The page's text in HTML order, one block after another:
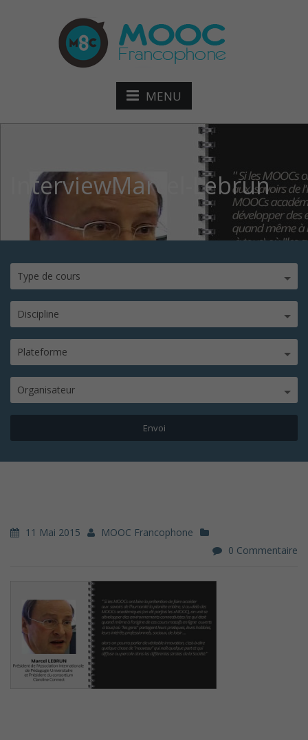
MENU
InterviewMarcel-Lebrun
Type de cours
Discipline
Plateforme
Organisateur
11 Mai 2015
MOOC Francophone
0 Commentaire